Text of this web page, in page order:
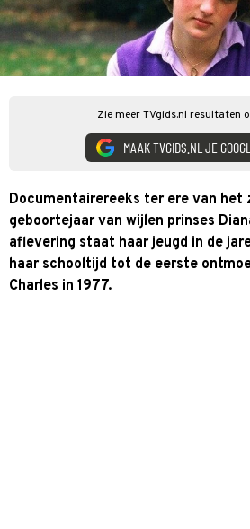
Zie meer TVgids.nl resultaten
MAAK TVGIDS.NL JE
Documentairereeks ter ere van het
geboortejaar van wijlen prinses
aflevering staat haar jeugd in de
haar schooltijd tot de eerste
Charles in 1977.